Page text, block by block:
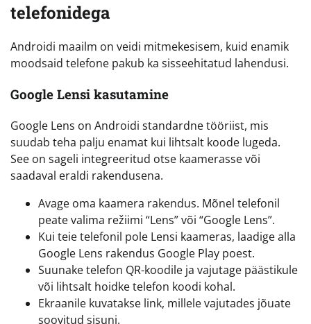
telefonidega
Androidi maailm on veidi mitmekesisem, kuid enamik
moodsaid telefone pakub ka sisseehitatud lahendusi.
Google Lensi kasutamine
Google Lens on Androidi standardne tööriist, mis
suudab teha palju enamat kui lihtsalt koode lugeda.
See on sageli integreeritud otse kaamerasse või
saadaval eraldi rakendusena.
Avage oma kaamera rakendus. Mõnel telefonil
peate valima režiimi “Lens” või “Google Lens”.
Kui teie telefonil pole Lensi kaameras, laadige alla
Google Lens rakendus Google Play poest.
Suunake telefon QR-koodile ja vajutage päästikule
või lihtsalt hoidke telefon koodi kohal.
Ekraanile kuvatakse link, millele vajutades jõuate
soovitud sisuni.